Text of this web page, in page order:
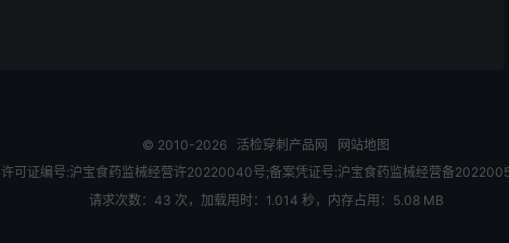
© 2010-2026 活检穿刺产品网
网站地图
许可证编号:沪宝食药监械经营许20220040号;备案凭证号:沪宝食药监械经营备
请求次数：43 次，加载用时：1.014 秒，内存占用：5.08 MB